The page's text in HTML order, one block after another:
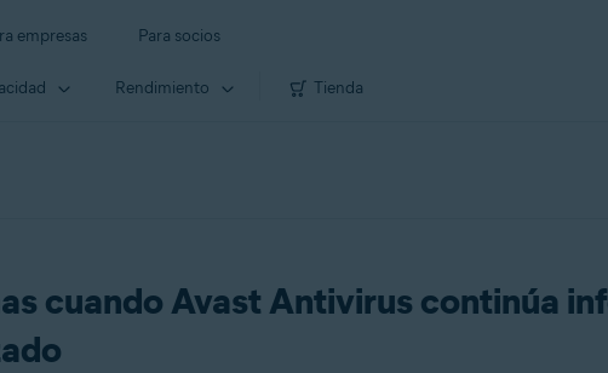
empresas Para socios
Rendimiento Tienda
cuando Avast Antivirus continúa